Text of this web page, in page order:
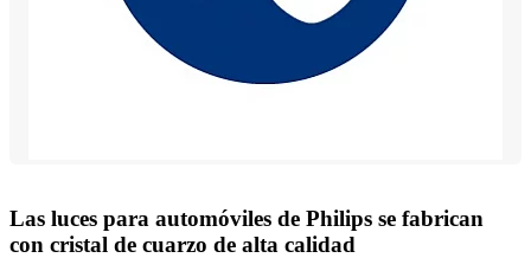
Las luces para automóviles de Philips se fabrican
con cristal de cuarzo de alta calidad